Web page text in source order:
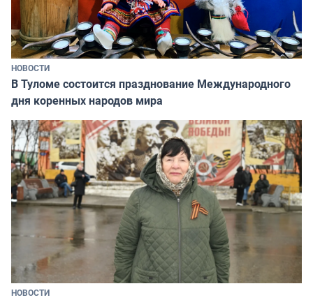
НОВОСТИ
В Туломе состоится празднование Международного
дня коренных народов мира
НОВОСТИ